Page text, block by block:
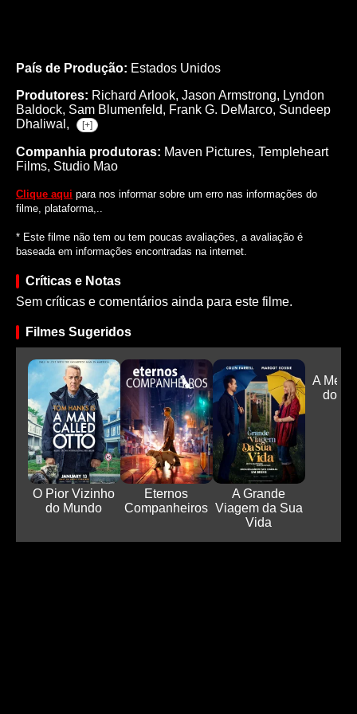
País de Produção: Estados Unidos
Produtores: Richard Arlook, Jason Armstrong, Lyndon
Baldock, Sam Blumenfeld, Frank G. DeMarco, Sundeep
Dhaliwal,
[+]
Companhia produtoras: Maven Pictures, Templeheart
Films, Studio Mao
Clique aqui para nos informar sobre um erro nas informações do
filme, plataforma,..
* Este filme não tem ou tem poucas avaliações, a avaliação é
baseada em informações encontradas na internet.
Críticas e Notas
Sem críticas e comentários ainda para este filme.
Filmes Sugeridos
O Pior Vizinho
do Mundo
Eternos
Companheiros
A Grande
Viagem da Sua
Vida
A
do